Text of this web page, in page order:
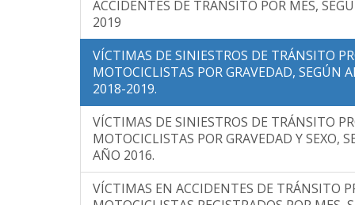
ACCIDENTES DE TRÁNSITO POR MES,
2019
VÍCTIMAS DE SINIESTROS DE TRÁNSITO
MOTOCICLISTAS POR GRAVEDAD, SEGÚN
2018-2019.
VÍCTIMAS DE SINIESTROS DE TRÁNSITO
MOTOCICLISTAS POR GRAVEDAD Y SEXO,
AÑO 2016.
VÍCTIMAS EN ACCIDENTES DE TRÁNSITO